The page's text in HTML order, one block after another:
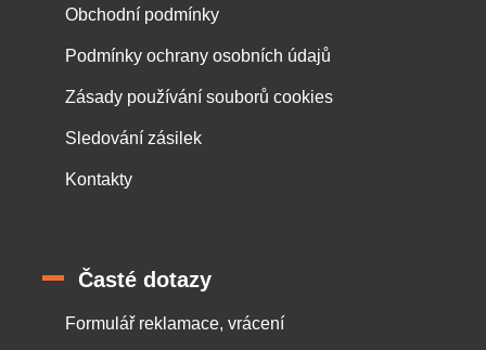
Obchodní podmínky
Podmínky ochrany osobních údajů
Zásady používání souborů cookies
Sledování zásilek
Kontakty
Časté dotazy
Formulář reklamace, vrácení